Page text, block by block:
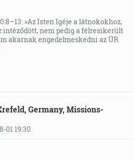
»Az Isten Igéje a látnokokhoz,
intéződött, nem pedig a félresikerült
akarnak engedelmeskedni az ÚR
Germany, Missions-
01 19:30